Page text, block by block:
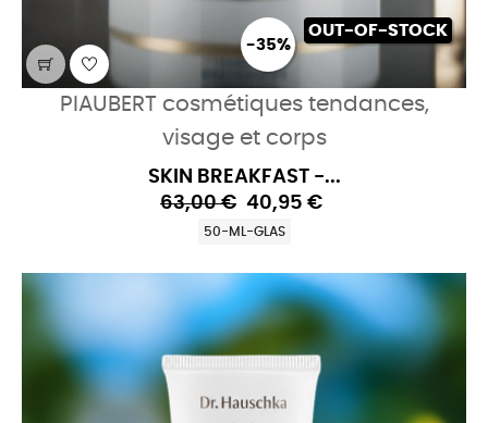
-35%
OUT-OF-STOCK
PIAUBERT cosmétiques tendances,
visage et corps
SKIN BREAKFAST -...
63,00 € 40,95 €
50-ML-GLAS